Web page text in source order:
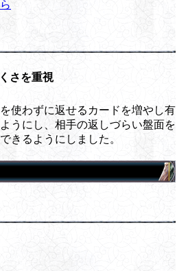
さを重視
使わずに返せるカードを増やし有
うにし、相手の返しづらい盤面を
きるようにしました。